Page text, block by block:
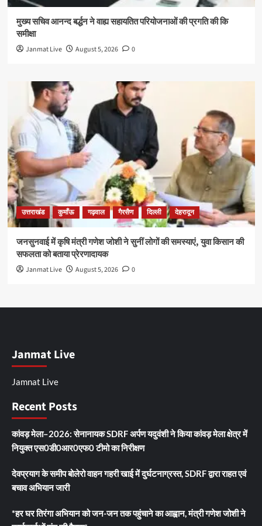
मुख्य सचिव आनन्द बर्द्धन ने वाह्य सहायतित परियोजनाओं की प्रगति की कि
समीक्षा
Janmat Live August 5, 2026 0
उत्तराखंड कुमाँऊ गढ़वाल गैरसैण दिल्ली देहरादून
जनसुनवाई में कृषि मंत्री गणेश जोशी ने सुनीं लोगों की समस्याएं, युवा किसान की
सफलता को बताया प्रेरणादायक
Janmat Live August 5, 2026 0
Janmat Live
Jamnat Live
Recent Posts
कांवड़ मेला–2026: सेनानायक SDRF अर्पण यदुवंशी ने किया कांवड़ मेला क्षेत्र में
नियुक्त एस0डी0आर0एफ0 टीमो का निरीक्षण
देवप्रयाग के समीप बोलेरो वाहन गहरी खाई में दुर्घटनाग्रस्त, SDRF द्वारा राहत एवं
बचाव अभियान जारी
*हर घर तिरंगा अभियान को जन-जन तक पहुंचाने का आह्वान, मंत्री गणेश जोशी ने